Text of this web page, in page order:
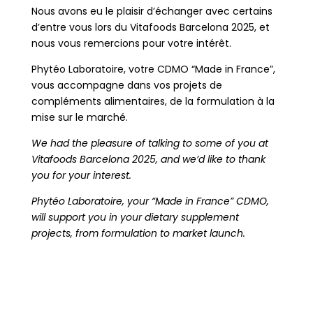
Nous avons eu le plaisir d’échanger avec certains
d’entre vous lors du Vitafoods Barcelona 2025, et
nous vous remercions pour votre intérêt.
Phytéo Laboratoire, votre CDMO “Made in France”,
vous accompagne dans vos projets de
compléments alimentaires, de la formulation à la
mise sur le marché.
We had the pleasure of talking to some of you at
Vitafoods Barcelona 2025, and we’d like to thank
you for your interest.
Phytéo Laboratoire, your “Made in France” CDMO,
will support you in your dietary supplement
projects, from formulation to market launch.